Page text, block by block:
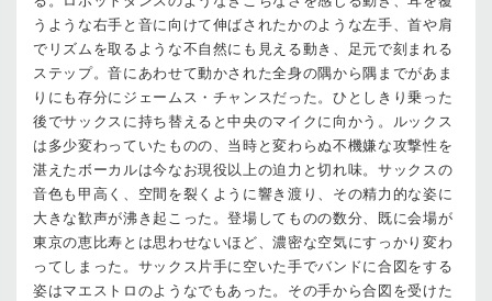
うような右手と音に向けて伸ばされたかのような左手、首や肩
でリズムを取るような不自然にも見える動き、足元で刻まれる
ステップ。音にあわせて動かされた全身の隅から隅までがあま
りにも存分にジェームス・チャンスだった。ひとしきり乗った
後でサックスに持ち替えると中央のマイクに向かう。ルックス
は多少変わっていたものの、当時と変わらぬ不機嫌な攻撃性を
湛えたボーカルは今なお現役以上の迫力と切れ味。サックスの
音色も甲高く、空間を裂くように響き渡り、その精力的な姿に
大きな歓声が沸き起こった。登場してものの数分、既に会場が
東京の恵比寿とは思わせないほど、濃密な空気にすっかり変わ
ってしまった。サックス片手に空いた手でバンドに合図をする
姿はマエストロのようなでもあった。その手から合図を受けた